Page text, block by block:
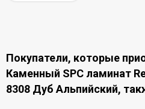
Покупатели, которые
Каменный SPC ламинат
8308 Дуб Альпийский,